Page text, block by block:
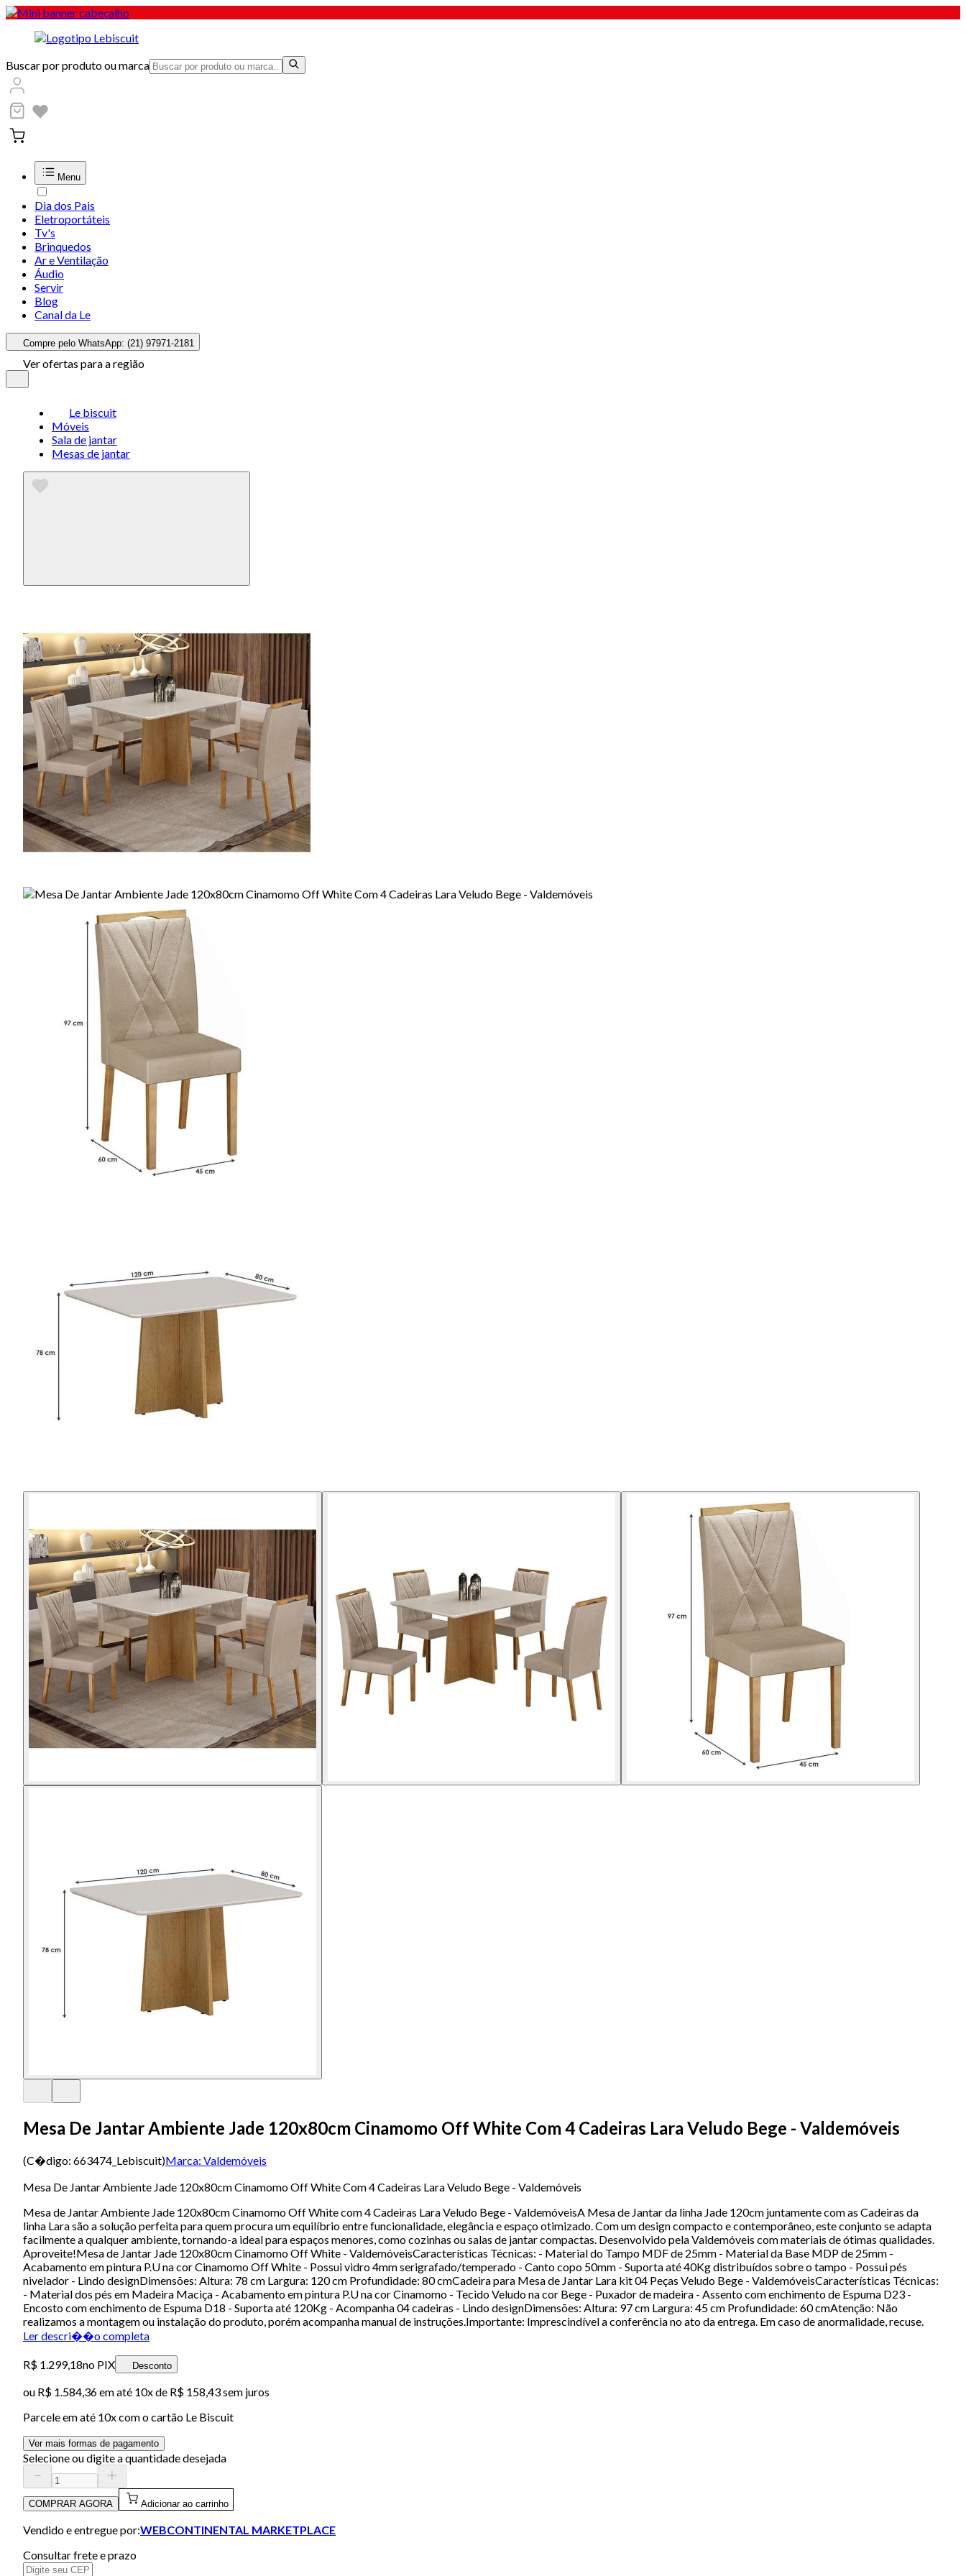
Buscar por produto ou marca
Menu
Dia dos Pais
Eletroportáteis
Tv's
Brinquedos
Ar e Ventilação
Áudio
Servir
Blog
Canal da Le
Compre pelo WhatsApp: (21) 97971-2181
Ver ofertas para a região
Le biscuit
Móveis
Sala de jantar
Mesas de jantar
Mesa De Jantar Ambiente Jade 120x80cm Cinamomo Off White Com 4 Cadeiras Lara Veludo Bege - Valdemóveis
(C�digo: 663474_Lebiscuit)Marca: Valdemóveis
Mesa De Jantar Ambiente Jade 120x80cm Cinamomo Off White Com 4 Cadeiras Lara Veludo Bege - Valdemóveis
Mesa de Jantar Ambiente Jade 120x80cm Cinamomo Off White com 4 Cadeiras Lara Veludo Bege - ValdemóveisA Mesa de Jantar da linha Jade 120cm juntamente com as Cadeiras da
linha Lara são a solução perfeita para quem procura um equilíbrio entre funcionalidade, elegância e espaço otimizado. Com um design compacto e contemporâneo, este conjunto se adapta
facilmente a qualquer ambiente, tornando-a ideal para espaços menores, como cozinhas ou salas de jantar compactas. Desenvolvido pela Valdemóveis com materiais de ótimas qualidades.
Aproveite!Mesa de Jantar Jade 120x80cm Cinamomo Off White - ValdemóveisCaracterísticas Técnicas: - Material do Tampo MDF de 25mm - Material da Base MDP de 25mm -
Acabamento em pintura P.U na cor Cinamomo Off White - Possui vidro 4mm serigrafado/temperado - Canto copo 50mm - Suporta até 40Kg distribuídos sobre o tampo - Possui pés
nivelador - Lindo designDimensões: Altura: 78 cm Largura: 120 cm Profundidade: 80 cmCadeira para Mesa de Jantar Lara kit 04 Peças Veludo Bege - ValdemóveisCaracterísticas Técnicas:
- Material dos pés em Madeira Maciça - Acabamento em pintura P.U na cor Cinamomo - Tecido Veludo na cor Bege - Puxador de madeira - Assento com enchimento de Espuma D23 -
Encosto com enchimento de Espuma D18 - Suporta até 120Kg - Acompanha 04 cadeiras - Lindo designDimensões: Altura: 97 cm Largura: 45 cm Profundidade: 60 cmAtenção: Não
realizamos a montagem ou instalação do produto, porém acompanha manual de instruções.Importante: Imprescindível a conferência no ato da entrega. Em caso de anormalidade, recuse.
Ler descri��o completa
R$ 1.299,18no PIX Desconto
ou R$ 1.584,36em até 10x de R$ 158,43 sem juros
Parcele em até 10x com o cartão Le Biscuit
Ver mais formas de pagamento
Selecione ou digite a quantidade desejada
COMPRAR AGORA Adicionar ao carrinho
Vendido e entregue por:WEBCONTINENTAL MARKETPLACE
Consultar frete e prazo